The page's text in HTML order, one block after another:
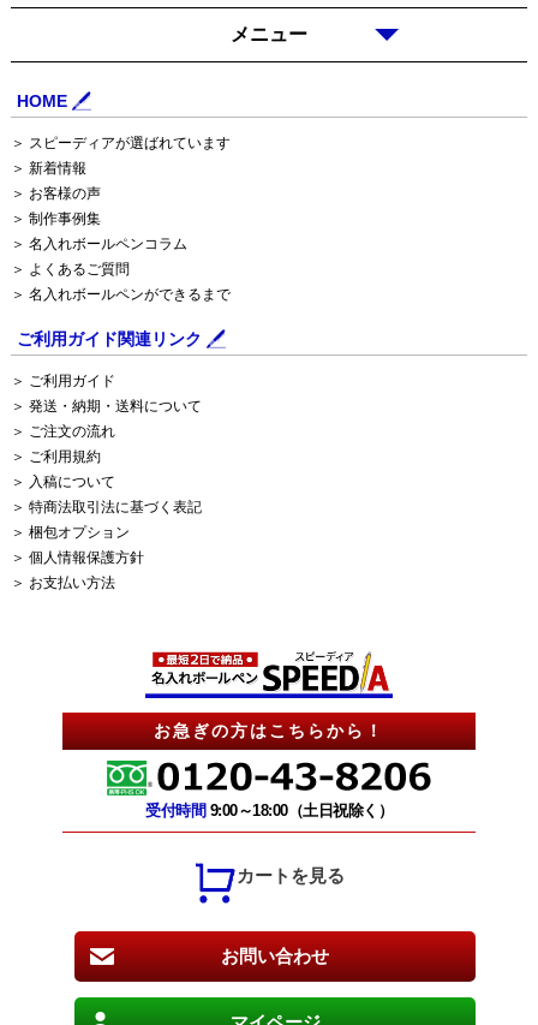
お急ぎの方はこちらから！
受付時間 9:00～18:00（土日祝除く）
カートを見る
お問い合わせ
HOME
＞ スピーディアが選ばれています
＞ 新着情報
＞ お客様の声
＞ 制作事例集
＞ 名入れボールペンコラム
＞ よくあるご質問
＞ 名入れボールペンができるまで
ご利用ガイド関連リンク
＞ ご利用ガイド
＞ 発送・納期・送料について
＞ ご注文の流れ
＞ ご利用規約
＞ 入稿について
＞ 特商法取引法に基づく表記
＞ 梱包オプション
＞ 個人情報保護方針
＞ お支払い方法
メニュー